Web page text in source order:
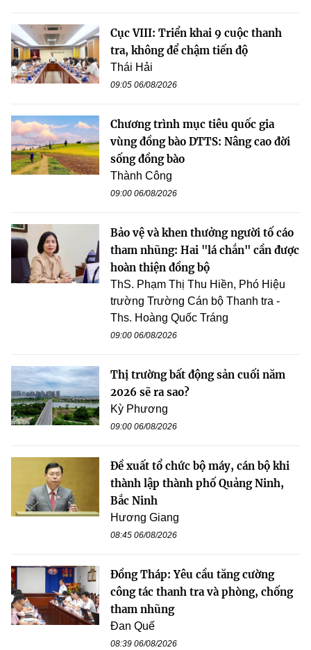
Cục VIII: Triển khai 9 cuộc thanh
tra, không để chậm tiến độ
Thái Hải
09:05 06/08/2026
Chương trình mục tiêu quốc gia
vùng đồng bào DTTS: Nâng cao đời
sống đồng bào
Thành Công
09:00 06/08/2026
Bảo vệ và khen thưởng người tố cáo
tham nhũng: Hai "lá chắn" cần được
hoàn thiện đồng bộ
ThS. Phạm Thị Thu Hiền, Phó Hiệu
trường Trường Cán bộ Thanh tra -
Ths. Hoàng Quốc Tráng
09:00 06/08/2026
Thị trường bất động sản cuối năm
2026 sẽ ra sao?
Kỳ Phương
09:00 06/08/2026
Đề xuất tổ chức bộ máy, cán bộ khi
thành lập thành phố Quảng Ninh,
Bắc Ninh
Hương Giang
08:45 06/08/2026
Đồng Tháp: Yêu cầu tăng cường
công tác thanh tra và phòng, chống
tham nhũng
Đan Quế
08:39 06/08/2026